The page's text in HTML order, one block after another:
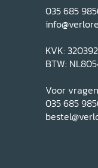
035 685
KVK:
BTW:
Voor
035 685